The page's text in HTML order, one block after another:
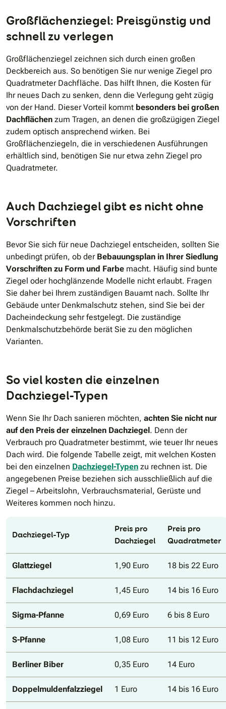
Großflächenziegel: Preisgünstig und
schnell zu verlegen
Großflächenziegel zeichnen sich durch einen großen
Deckbereich aus. So benötigen Sie nur wenige Ziegel pro
Quadratmeter Dachfläche. Das hilft Ihnen, die Kosten für
Ihr neues Dach zu senken, denn die Verlegung geht zügig
von der Hand. Dieser Vorteil kommt besonders bei großen
Dachflächen zum Tragen, an denen die großzügigen Ziegel
zudem optisch ansprechend wirken. Bei
Großflächenziegeln, die in verschiedenen Ausführungen
erhältlich sind, benötigen Sie nur etwa zehn Ziegel pro
Quadratmeter.
Auch Dachziegel gibt es nicht ohne
Vorschriften
Bevor Sie sich für neue Dachziegel entscheiden, sollten Sie
unbedingt prüfen, ob der Bebauungsplan in Ihrer Siedlung
Vorschriften zu Form und Farbe macht. Häufig sind bunte
Ziegel oder hochglänzende Modelle nicht erlaubt. Fragen
Sie daher bei Ihrem zuständigen Bauamt nach. Sollte Ihr
Gebäude unter Denkmalschutz stehen, sind Sie bei der
Dacheindeckung sehr festgelegt. Die zuständige
Denkmalschutzbehörde berät Sie zu den möglichen
Varianten.
So viel kosten die einzelnen
Dachziegel-Typen
Wenn Sie Ihr Dach sanieren möchten, achten Sie nicht nur
auf den Preis der einzelnen Dachziegel . Denn der
Verbrauch pro Quadratmeter bestimmt, wie teuer Ihr neues
Dach wird. Die folgende Tabelle zeigt, mit welchen Kosten
bei den einzelnen Dachziegel-Typen zu rechnen ist. Die
angegebenen Preise beziehen sich ausschließlich auf die
Ziegel – Arbeitslohn, Verbrauchsmaterial, Gerüste und
Weiteres kommen noch hinzu.
Dachziegel-Typ
Preis pro
Dachziegel
Preis pro
Quadratmeter
Glattziegel 1,90 Euro 18 bis 22 Euro
Flachdachziegel 1,45 Euro 14 bis 16 Euro
Sigma-Pfanne 0,69 Euro 6 bis 8 Euro
S-Pfanne 1,08 Euro 11 bis 12 Euro
Berliner Biber 0,35 Euro 14 Euro
Doppelmuldenfalzziegel 1 Euro 14 bis 16 Euro